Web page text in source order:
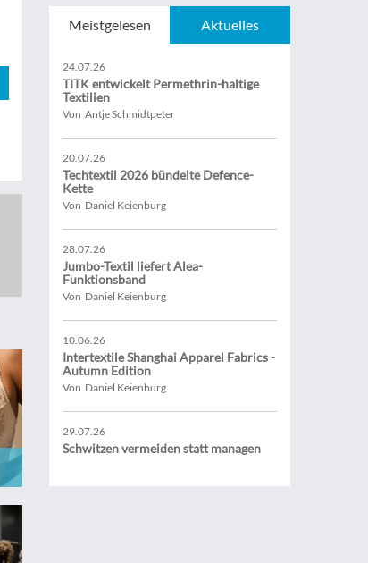
Meistgelesen Aktuelles
24.07.26
TITK entwickelt Permethrin-haltige
Textilien
Von Antje Schmidtpeter
20.07.26
Techtextil 2026 bündelte Defence-
Kette
Von Daniel Keienburg
28.07.26
Jumbo-Textil liefert Alea-
Funktionsband
Von Daniel Keienburg
10.06.26
Intertextile Shanghai Apparel Fabrics -
Autumn Edition
Von Daniel Keienburg
29.07.26
Schwitzen vermeiden statt managen